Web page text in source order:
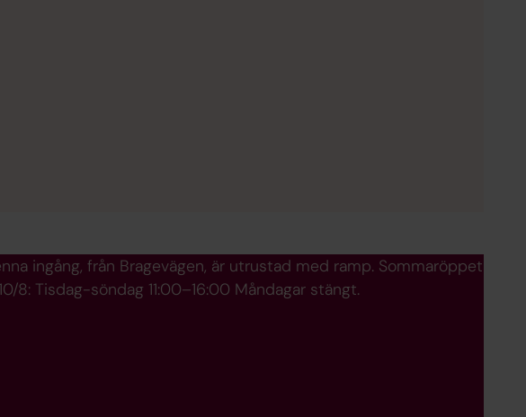
ingång, från Bragevägen, är utrustad med ramp. Sommaröppet
Tisdag-söndag 11:00–16:00 Måndagar stängt.